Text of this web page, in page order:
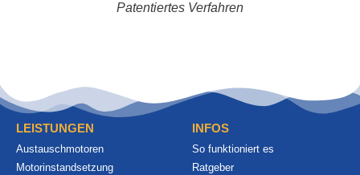
Patentiertes Verfahren
LEISTUNGEN
Austauschmotoren
Motorinstandsetzung
INFOS
So funktioniert es
Ratgeber